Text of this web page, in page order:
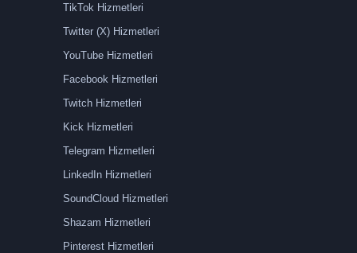
TikTok Hizmetleri
Twitter (X) Hizmetleri
YouTube Hizmetleri
Facebook Hizmetleri
Twitch Hizmetleri
Kick Hizmetleri
Telegram Hizmetleri
LinkedIn Hizmetleri
SoundCloud Hizmetleri
Shazam Hizmetleri
Pinterest Hizmetleri